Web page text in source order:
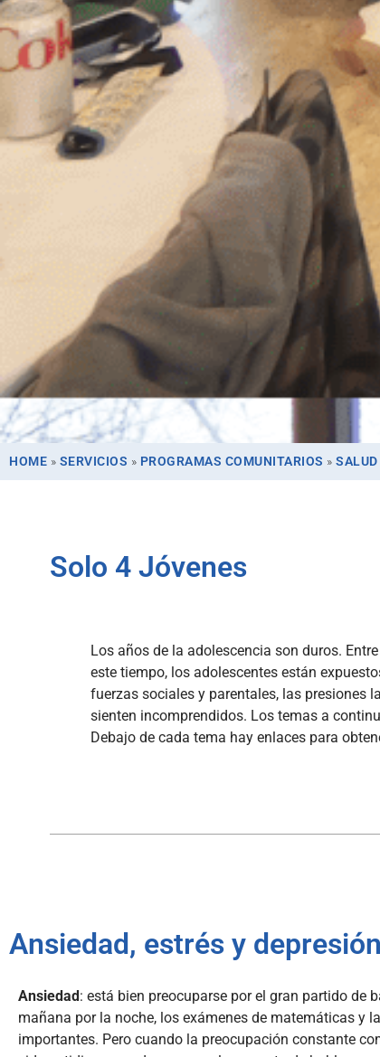
HOME » SERVICIOS » PROGRAMAS COMUNITARIOS » SALUD
Solo 4 Jóvenes
Los años de la adolescencia son duros.
este tiempo, los adolescentes están
fuerzas sociales y parentales, las presiones
sienten incomprendidos. Los temas a
Debajo de cada tema hay enlaces para
Ansiedad, estrés y depresión
Ansiedad : está bien preocuparse por el gran partido de
mañana por la noche, los exámenes de matemáticas y
importantes. Pero cuando la preocupación constante